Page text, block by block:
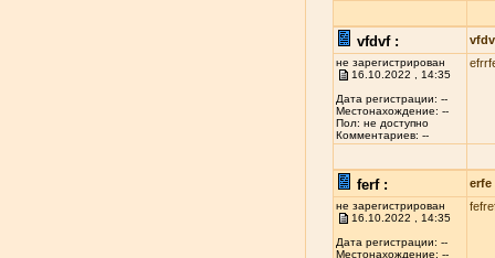
vfdvf : vfdv
не зарегистрирован
16.10.2022 , 14:35
Дата регистрации: --
Местонахождение: --
Пол: не доступно
Комментариев: --
ferf : erfe
не зарегистрирован
16.10.2022 , 14:35
Дата регистрации: --
Местонахождение: --